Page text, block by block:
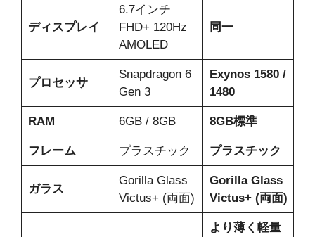
ディスプレイ
6.7インチ
FHD+ 120Hz
AMOLED
同一
プロセッサ
Snapdragon 6
Gen 3
Exynos 1580 /
1480
RAM 6GB / 8GB 8GB標準
フレーム プラスチック プラスチック
ガラス
Gorilla Glass
Victus+ (両面)
Gorilla Glass
Victus+ (両面)
より薄く軽量